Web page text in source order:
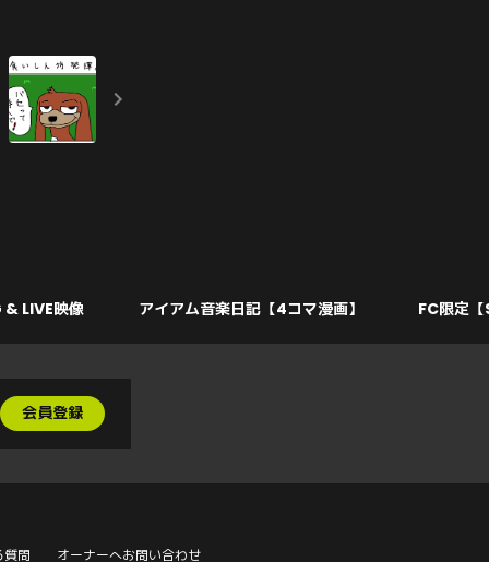
LIVE映像 アイアム音楽日記【4コマ漫画】 FC限定
会員登録
質問 オーナーへお問い合わせ